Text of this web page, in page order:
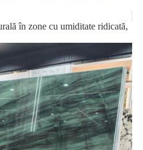
în zone cu umiditate ridicată,